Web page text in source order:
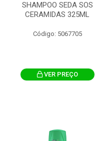
SHAMPOO SEDA SOS
CERAMIDAS 325ML
Código: 5067705
VER PREÇO